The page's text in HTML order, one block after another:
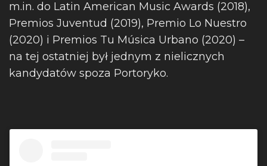
m.in. do Latin American Music Awards (2018),
Premios Juventud (2019), Premio Lo Nuestro
(2020) i Premios Tu Música Urbano (2020) –
na tej ostatniej był jednym z nielicznych
kandydatów spoza Portoryko.